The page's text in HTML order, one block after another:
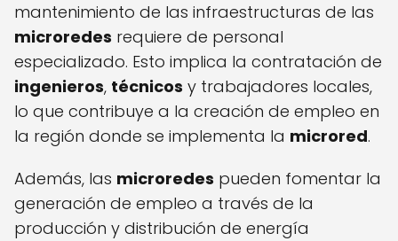
mantenimiento de las infraestructuras de las
microredes requiere de personal
especializado. Esto implica la contratación de
ingenieros, técnicos y trabajadores locales,
lo que contribuye a la creación de empleo en
la región donde se implementa la microred.
Además, las microredes pueden fomentar la
generación de empleo a través de la
producción y distribución de energía